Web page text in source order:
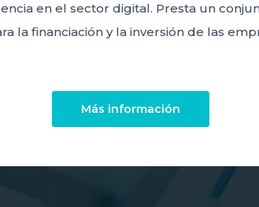
en el sector digital. Presta un
la financiación y la inversión de las
Más información